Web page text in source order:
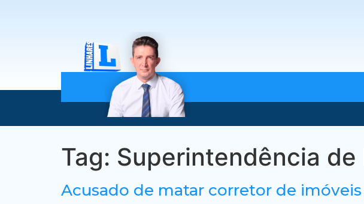
Tag: Superintendência de
Acusado de matar corretor de